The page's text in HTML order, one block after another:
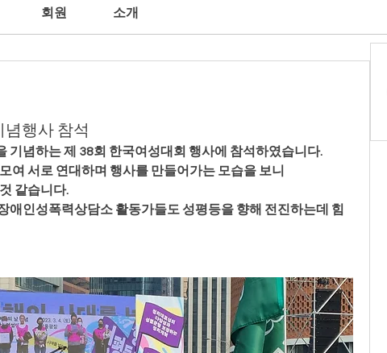
회원 소개
념행사 참석
기념하는 제 38회 한국여성대회 행사에 참석하였습니다.
여 서로 연대하며 행사를 만들어가는 모습을 보니
같습니다.
애인성폭력상담소 활동가들도 성평등을 향해 전진하는데 힘